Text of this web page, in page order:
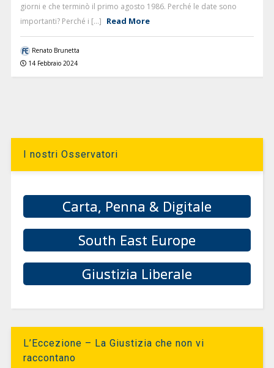
giorni e che terminò il primo agosto 1986. Perché le date sono
importanti? Perché i [...] Read More
Renato Brunetta
14 Febbraio 2024
I nostri Osservatori
Carta, Penna & Digitale
South East Europe
Giustizia Liberale
L’Eccezione – La Giustizia che non vi
raccontano